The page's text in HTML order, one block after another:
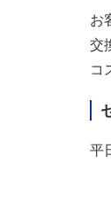
お
交
コ
平